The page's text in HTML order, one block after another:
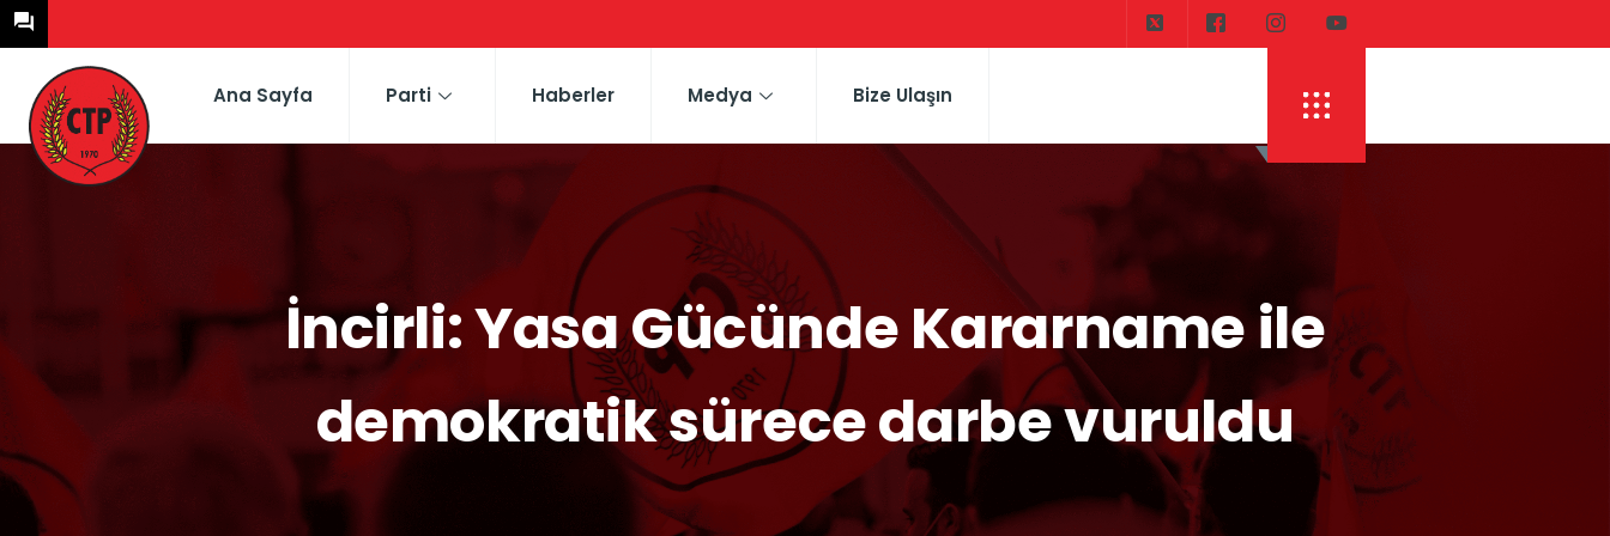
Ana Sayfa Parti Haberler Medya Bize Ulaşın
İncirli: Yasa Gücünde Kararname ile
demokratik sürece darbe vuruldu